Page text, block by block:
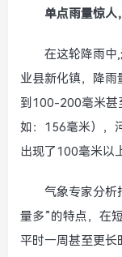
单点雨量惊人
在这轮降雨中,
业县新化镇，降雨
到100-200毫米甚
如：156毫米），
出现了100毫米以
气象专家分析
量多”的特点，在
平时一周甚至更长